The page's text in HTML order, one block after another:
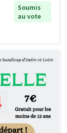
Soumis
au vote